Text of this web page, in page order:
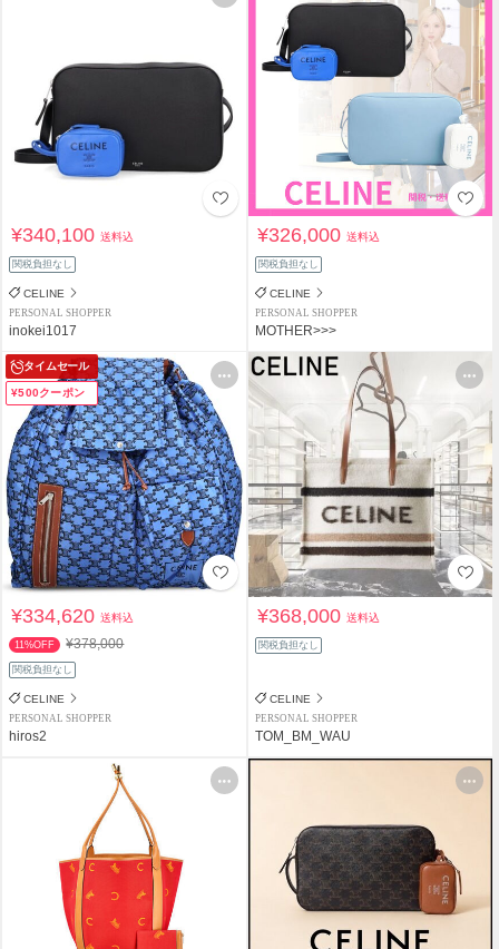
¥340,100送料込
関税負担なし
CELINE
PERSONAL SHOPPER
inokei1017
¥326,000送料込
関税負担なし
CELINE
PERSONAL SHOPPER
MOTHER>>>
タイムセール
¥500クーポン
¥334,620送料込
11%OFF ¥378,000
関税負担なし
CELINE
PERSONAL SHOPPER
hiros2
¥368,000送料込
関税負担なし
CELINE
PERSONAL SHOPPER
TOM_BM_WAU